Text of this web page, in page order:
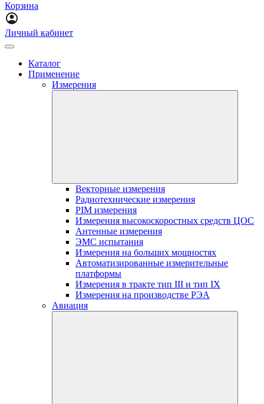
Корзина
Личный кабинет
Каталог
Применение
Измерения
Векторные измерения
Радиотехнические измерения
PIM измерения
Измерения высокоскоростных средств ЦОС
Антенные измерения
ЭМС испытания
Измерения на больших мощностях
Автоматизированные измерительные
платформы
Измерения в тракте тип III и тип IX
Измерения на производстве РЭА
Авиация